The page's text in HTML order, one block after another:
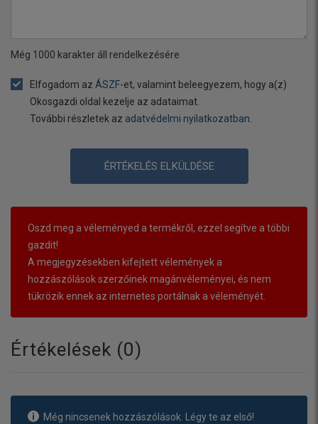
Még 1000 karakter áll rendelkezésére
Elfogadom az ÁSZF-et, valamint beleegyezem, hogy a(z)
Okosgazdi oldal kezelje az adataimat.
További részletek az adatvédelmi nyilatkozatban.
ÉRTÉKELÉS ELKÜLDÉSE
Oszd meg a véleményed a termékről, ezzel segítve a többi
gazdit!
A megjegyzésekben kifejtett vélemények a
hozzászólások szerzőinek magánvéleményei, és nem
tükrözik ennek az internetes portálnak a véleményét.
Értékelések (0)
Még nincsenek hozzászólások. Légy te az első!